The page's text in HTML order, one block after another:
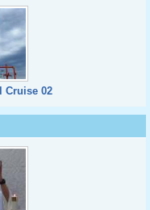
Cruise 02